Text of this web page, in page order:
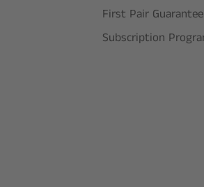
First Pair Guarantee
Subscription